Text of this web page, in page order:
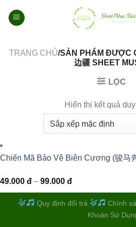
qua
TRANG CHỦ/SẢN PHẨM ĐƯỢC
边疆 SHEET
LỌC
Hiển thị kết quả
Chiến Mã Bảo Vệ Biên Cương (骏马
49.000 đ – 99.000 đKhoảng
từ
49.000 đ
99.000 đ
Quy định đổi trả Chính
Khoản Sử